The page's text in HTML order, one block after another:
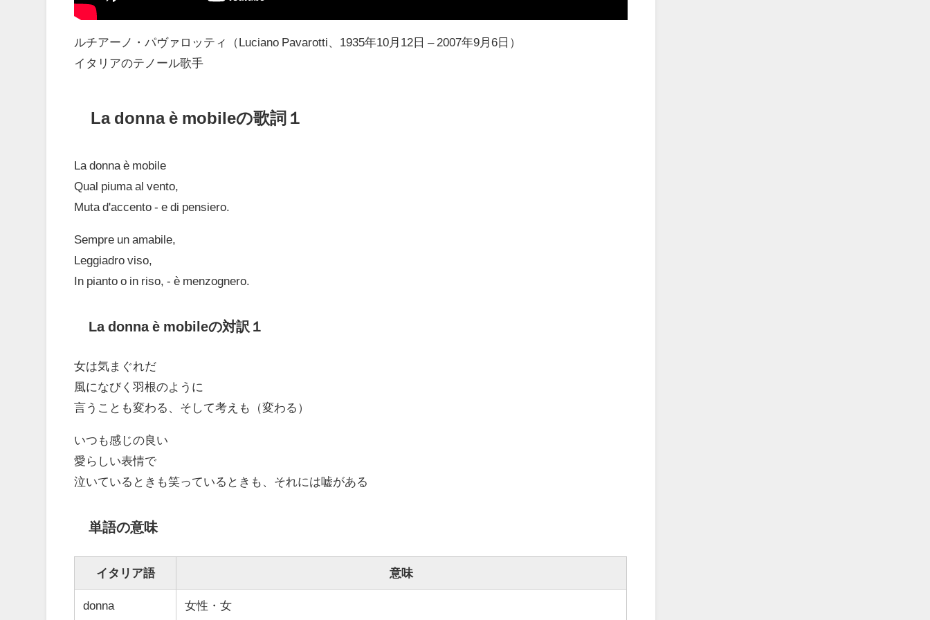
ルチアーノ・パヴァロッティ（Luciano Pavarotti、1935年10月12日 – 2007年9月6日）
イタリアのテノール歌手
La donna è mobileの歌詞１
La donna è mobile
Qual piuma al vento,
Muta d'accento - e di pensiero.
Sempre un amabile,
Leggiadro viso,
In pianto o in riso, - è menzognero.
La donna è mobileの対訳１
女は気まぐれだ
風になびく羽根のように
言うことも変わる、そして考えも（変わる）
いつも感じの良い
愛らしい表情で
泣いているときも笑っているときも、それには嘘がある
単語の意味
イタリア語 意味
donna 女性・女